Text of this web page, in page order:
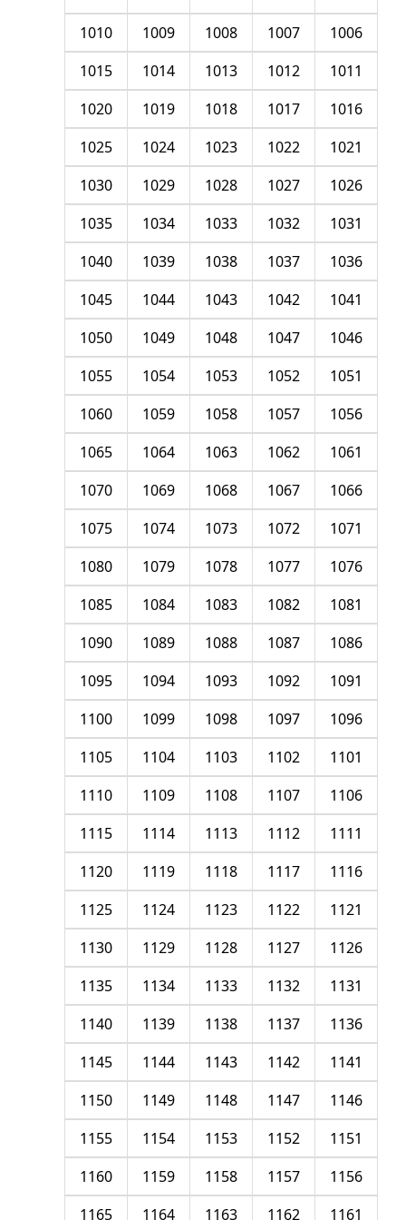
1006
1007
1008
1009
1010
1011
1012
1013
1014
1015
1016
1017
1018
1019
1020
1021
1022
1023
1024
1025
1026
1027
1028
1029
1030
1031
1032
1033
1034
1035
1036
1037
1038
1039
1040
1041
1042
1043
1044
1045
1046
1047
1048
1049
1050
1051
1052
1053
1054
1055
1056
1057
1058
1059
1060
1061
1062
1063
1064
1065
1066
1067
1068
1069
1070
1071
1072
1073
1074
1075
1076
1077
1078
1079
1080
1081
1082
1083
1084
1085
1086
1087
1088
1089
1090
1091
1092
1093
1094
1095
1096
1097
1098
1099
1100
1101
1102
1103
1104
1105
1106
1107
1108
1109
1110
1111
1112
1113
1114
1115
1116
1117
1118
1119
1120
1121
1122
1123
1124
1125
1126
1127
1128
1129
1130
1131
1132
1133
1134
1135
1136
1137
1138
1139
1140
1141
1142
1143
1144
1145
1146
1147
1148
1149
1150
1151
1152
1153
1154
1155
1156
1157
1158
1159
1160
1161
1162
1163
1164
1165